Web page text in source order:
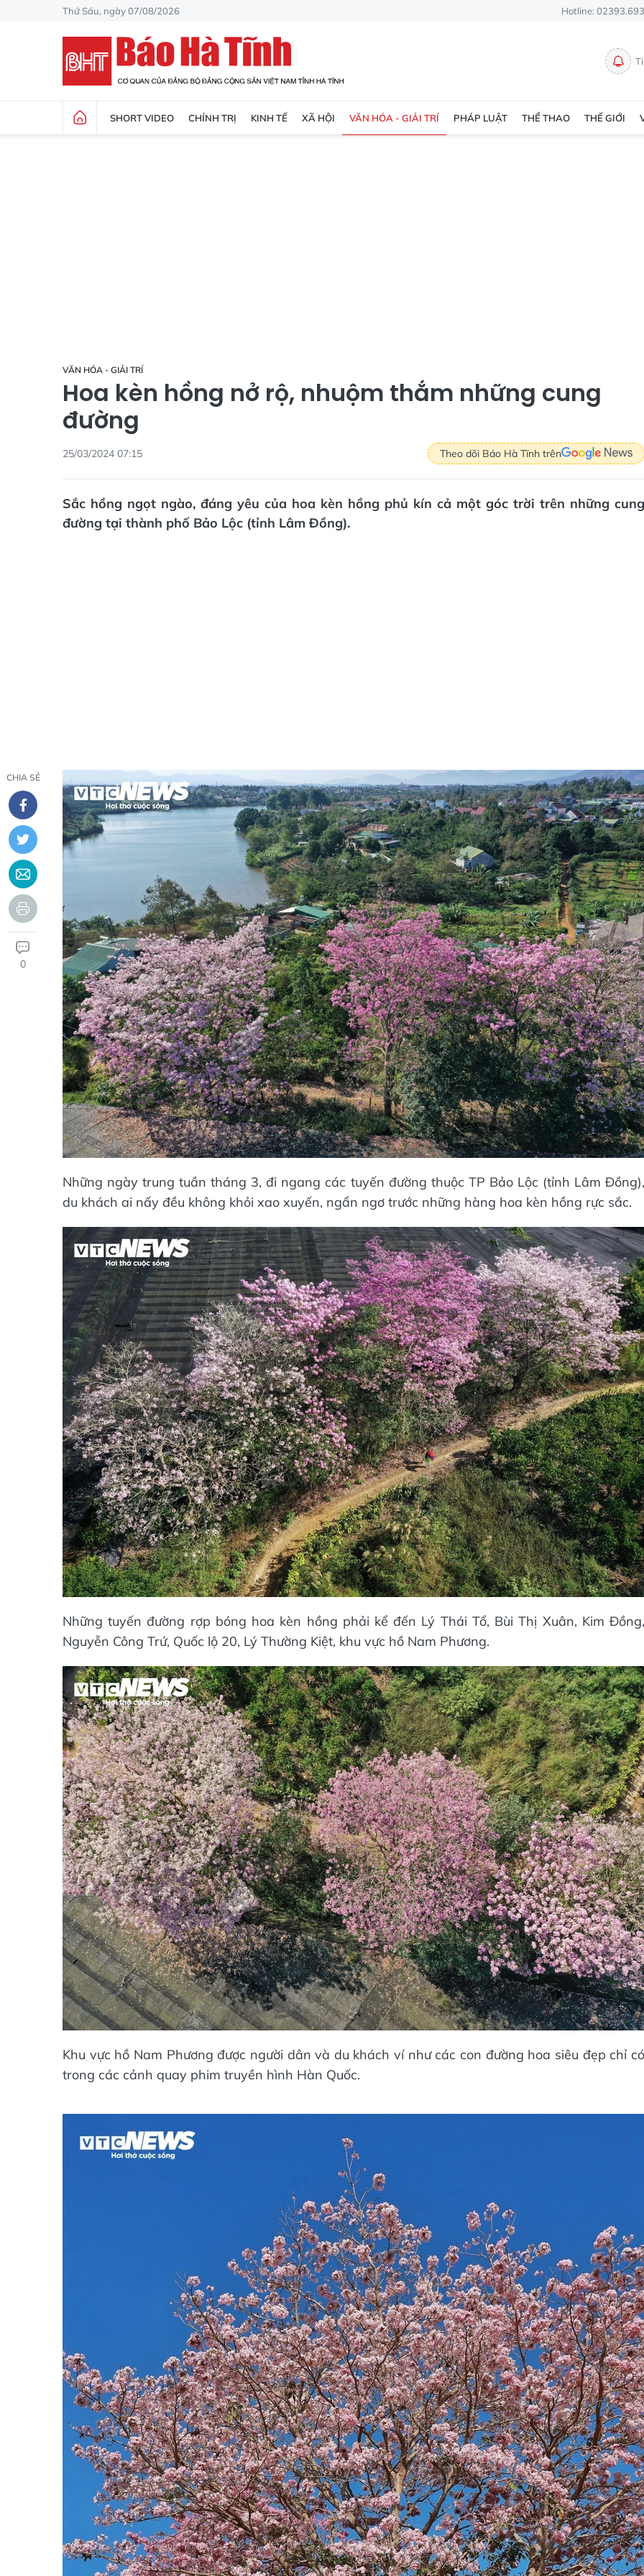
Thứ Sáu, ngày 07/08/2026 Hotline:
SHORT VIDEO CHÍNH TRỊ KINH TẾ XÃ HỘI VĂN HÓA - GIẢI TRÍ PHÁP LUẬT THỂ THAO THẾ GIỚI
VĂN HÓA - GIẢI TRÍ
Hoa kèn hồng nở rộ, nhuộm thắm những cung
đường
25/03/2024 07:15 Theo dõi Báo Hà Tĩnh trên
Sắc hồng ngọt ngào, đáng yêu của hoa kèn hồng phủ kín cả một góc trời trên những cung
đường tại thành phố Bảo Lộc (tỉnh Lâm Đồng).
CHIA SẺ
0
Những ngày trung tuần tháng 3, đi ngang các tuyến đường thuộc TP Bảo Lộc (tỉnh Lâm Đồng),
du khách ai nấy đều không khỏi xao xuyến, ngẩn ngơ trước những hàng hoa kèn hồng rực sắc.
Những tuyến đường rợp bóng hoa kèn hồng phải kể đến Lý Thái Tổ, Bùi Thị Xuân, Kim Đồng,
Nguyễn Công Trứ, Quốc lộ 20, Lý Thường Kiệt, khu vực hồ Nam Phương.
Khu vực hồ Nam Phương được người dân và du khách ví như các con đường hoa siêu đẹp chỉ có
trong các cảnh quay phim truyền hình Hàn Quốc.